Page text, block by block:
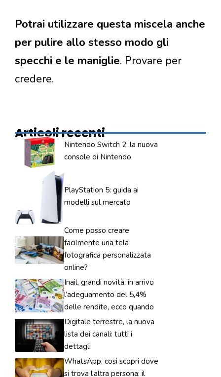
Potrai utilizzare questa miscela anche
per pulire allo stesso modo gli
specchi e le maniglie. Provare per
credere.
Articoli recenti
Nintendo Switch 2: la nuova
console di Nintendo
PlayStation 5: guida ai
modelli sul mercato
Come posso creare
facilmente una tela
fotografica personalizzata
online?
Inail, grandi novità: in arrivo
l’adeguamento del 5,4%
delle rendite, ecco quando
Digitale terrestre, la nuova
lista dei canali: tutti i
dettagli
WhatsApp, così scopri dove
si trova l’altra persona: il